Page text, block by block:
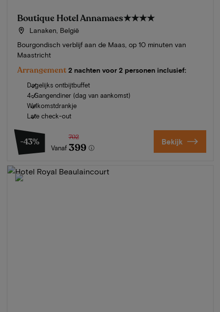
Boutique Hotel Annamaes★★★★
Lanaken, België
Bourgondisch verblijf aan de Maas, op 10 minuten van
Maastricht
Arrangement 2 nachten voor 2 personen inclusief:
Dagelijks ontbijtbuffet
4-Gangendiner (dag van aankomst)
Welkomstdrankje
Late check-out
-43%
Vanaf
702
399 Bekijk